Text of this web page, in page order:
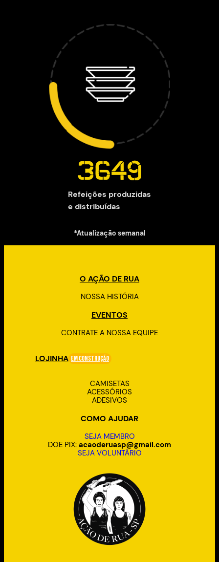
3649
Refeições produzidas
e distribuídas
*Atualização semanal
O AÇÃO DE RUA
NOSSA HISTÓRIA
EVENTOS
CONTRATE A NOSSA EQUIPE
LOJINHA Em Construção
CAMISETAS
ACESSÓRIOS
ADESIVOS
COMO AJUDAR
SEJA MEMBRO
DOE PIX: acaoderuasp@gmail.com
SEJA VOLUNTÁRIO